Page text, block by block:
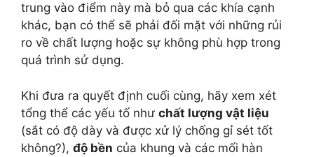
trung vào điểm này mà bỏ qua các khía cạnh
khác, bạn có thể sẽ phải đối mặt với những rủi
ro về chất lượng hoặc sự không phù hợp trong
quá trình sử dụng.
Khi đưa ra quyết định cuối cùng, hãy xem xét
tổng thể các yếu tố như chất lượng vật liệu
(sắt có độ dày và được xử lý chống gỉ sét tốt
không?), độ bền của khung và các mối hàn